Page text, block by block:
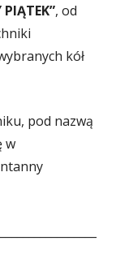
, od
kół
pod nazwą
w